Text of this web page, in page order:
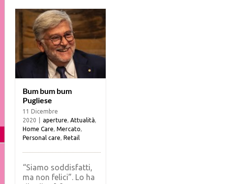
Bum bum bum
Pugliese
Bum bum bum
Pugliese
11 Dicembre
2020
aperture, Attualità,
Home Care, Mercato,
Personal care, Retail
“Siamo soddisfatti,
ma non felici”. Lo ha